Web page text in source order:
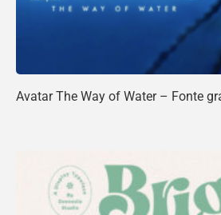
Avatar The Way of Water – Fonte